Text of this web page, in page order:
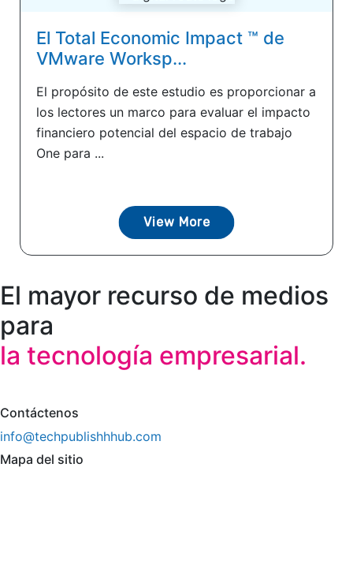
El Total Economic Impact ™ de
VMware Worksp...
El propósito de este estudio es proporcionar a
los lectores un marco para evaluar el impacto
financiero potencial del espacio de trabajo
One para ...
View More
El mayor recurso de medios
para
la tecnología empresarial.
Contáctenos
info@techpublishhhub.com
Mapa del sitio